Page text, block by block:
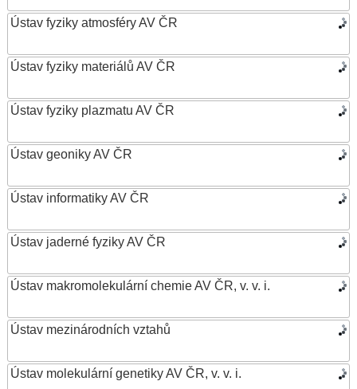
Ústav fyziky atmosféry AV ČR
Ústav fyziky materiálů AV ČR
Ústav fyziky plazmatu AV ČR
Ústav geoniky AV ČR
Ústav informatiky AV ČR
Ústav jaderné fyziky AV ČR
Ústav makromolekulární chemie AV ČR, v. v. i.
Ústav mezinárodních vztahů
Ústav molekulární genetiky AV ČR, v. v. i.